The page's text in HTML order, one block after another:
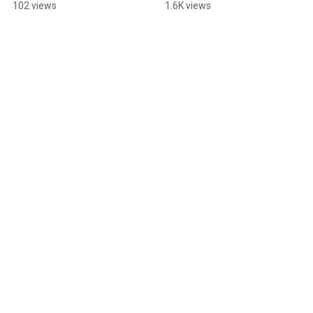
condimento
102 views
condimenti 2°
1.6K views